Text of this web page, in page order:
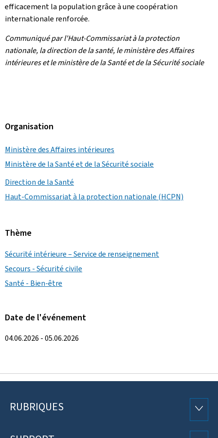
efficacement la population grâce à une coopération
internationale renforcée.
Communiqué par l'Haut-Commissariat à la protection
nationale, la direction de la santé, le ministère des Affaires
intérieures et le ministère de la Santé et de la Sécurité sociale
Organisation
Ministère des Affaires intérieures
Ministère de la Santé et de la Sécurité sociale
Direction de la Santé
Haut-Commissariat à la protection nationale (HCPN)
Thème
Sécurité intérieure – Service de renseignement
Secours - Sécurité civile
Santé - Bien-être
Date de l'événement
04.06.2026 - 05.06.2026
Pied
RUBRIQUES